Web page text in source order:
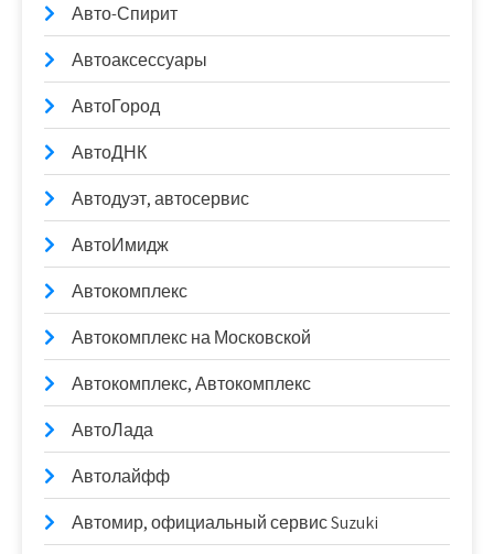
Авто-Спирит
Автоаксессуары
АвтоГород
АвтоДНК
Автодуэт, автосервис
АвтоИмидж
Автокомплекс
Автокомплекс на Московской
Автокомплекс, Автокомплекс
АвтоЛада
Автолайфф
Автомир, официальный сервис Suzuki